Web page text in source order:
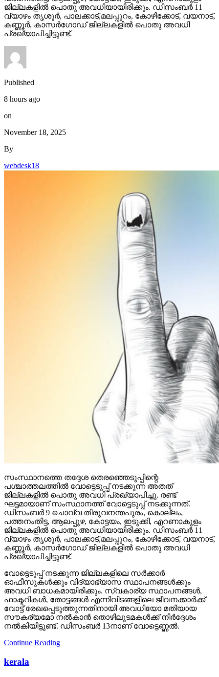
ജില്ലകളില്‍ പൊതു അവധിയായിരിക്കും. ഡിസംബര്‍ 11
വ്യാഴം തൃശൂര്‍, പാലക്കാട്,മലപ്പുറം, കോഴിക്കോട്, വയനാട്,
കണ്ണൂര്‍, കാസര്‍ഗോഡ് ജില്ലകളില്‍ പൊതു അവധി
പ്രഖ്യാപിച്ചിട്ടുണ്ട്.
Published
8 hours ago
on
November 18, 2025
By
webdesk18
സംസ്ഥാനത്തെ തദ്ദേശ തെരഞ്ഞെടുപ്പിന്റെ
പശ്ചാത്തലത്തില്‍ വോട്ടെടുപ്പ് നടക്കുന്ന അതത്
ജില്ലകളില്‍ പൊതു അവധി പ്രഖ്യാപിച്ചു. രണ്ട്
ഘട്ടമായാണ് സംസ്ഥാനത്ത് വോട്ടെടുപ്പ് നടക്കുന്നത്.
ഡിസംബര്‍ 9 ചൊവ്വ തിരുവനന്തപുരം, കൊല്ലം,
പത്തനംതിട്ട, ആലപ്പുഴ, കോട്ടയം, ഇടുക്കി, എറണാകുളം
ജില്ലകളില്‍ പൊതു അവധിയായിരിക്കും. ഡിസംബര്‍ 11
വ്യാഴം തൃശൂര്‍, പാലക്കാട്,മലപ്പുറം, കോഴിക്കോട്, വയനാട്,
കണ്ണൂര്‍, കാസര്‍ഗോഡ് ജില്ലകളില്‍ പൊതു അവധി
പ്രഖ്യാപിച്ചിട്ടുണ്ട്.
വോട്ടെടുപ്പ് നടക്കുന്ന ജില്ലകളിലെ സര്‍ക്കാര്‍
ഓഫീസുകള്‍ക്കും വിദ്യാഭ്യാസ സ്ഥാപനങ്ങള്‍ക്കും
അവധി ബാധകമായിരിക്കും. സ്വകാര്യ സ്ഥാപനങ്ങള്‍,
ഫാക്ടറികള്‍, തോട്ടങ്ങള്‍ എന്നിവിടങ്ങളിലെ ജീവനക്കാര്‍ക്ക്
വോട്ട് രേഖപ്പെടുത്തുന്നതിനായി അവധിയോ മതിയായ
സൗകര്യമോ നല്‍കാന്‍ തൊഴിലുടമകള്‍ക്ക് നിര്‍ദ്ദേശം
നല്‍കിയിട്ടുണ്ട്. ഡിസംബര്‍ 13നാണ് വോട്ടെണ്ണല്‍.
Continue Reading
kerala